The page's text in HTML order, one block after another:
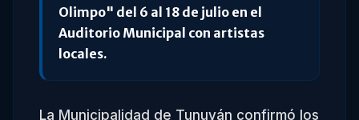
Olimpo" del 6 al 18 de julio en el
Auditorio Municipal con artistas
locales.
La Municipalidad de Tunuyán confirmó los